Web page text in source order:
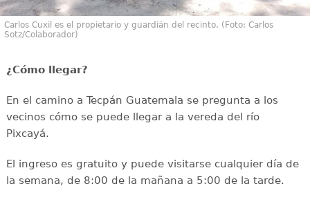
Carlos Cuxil es el propietario y guardián del recinto. (Foto: Carlos
Sotz/Colaborador)
¿Cómo llegar?
En el camino a Tecpán Guatemala se pregunta a los
vecinos cómo se puede llegar a la vereda del río
Pixcayá.
El ingreso es gratuito y puede visitarse cualquier día de
la semana, de 8:00 de la mañana a 5:00 de la tarde.